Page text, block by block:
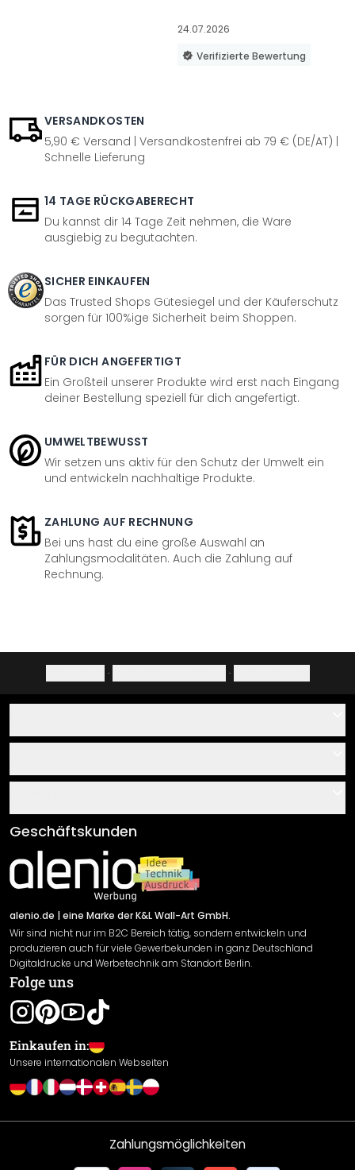
24.07.2026
Verifizierte Bewertung
VERSANDKOSTEN
5,90 € Versand | Versandkostenfrei ab 79 € (DE/AT) |
Schnelle Lieferung
14 TAGE RÜCKGABERECHT
Du kannst dir 14 Tage Zeit nehmen, die Ware
ausgiebig zu begutachten.
SICHER EINKAUFEN
Das Trusted Shops Gütesiegel und der Käuferschutz
sorgen für 100%ige Sicherheit beim Shoppen.
FÜR DICH ANGEFERTIGT
Ein Großteil unserer Produkte wird erst nach Eingang
deiner Bestellung speziell für dich angefertigt.
UMWELTBEWUSST
Wir setzen uns aktiv für den Schutz der Umwelt ein
und entwickeln nachhaltige Produkte.
ZAHLUNG AUF RECHNUNG
Bei uns hast du eine große Auswahl an
Zahlungsmodalitäten. Auch die Zahlung auf
Rechnung.
· ·
Über uns
Klebe- und Montageanleitungen
Newsletter An-/Abmeldung
Sendungsverfolgung
AGB
Impressum
Versand & Zahlung
Rücksendung
Widerrufsrecht
Datenschutzerklärung
Gewährleistung
Leistungserklärung / CE-Zeichen
Cookie Einstellungen
Geschäftskunden
alenio.de | eine Marke der K&L Wall-Art GmbH.
Wir sind nicht nur im B2C Bereich tätig, sondern entwickeln und
produzieren auch für viele Gewerbekunden in ganz Deutschland
Digitaldrucke und Werbetechnik am Standort Berlin.
Folge uns
Einkaufen in:
Unsere internationalen Webseiten
Zahlungsmöglichkeiten